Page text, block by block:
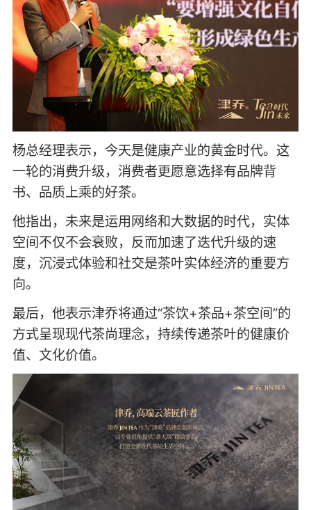
杨总经理表示，今天是健康产业的黄金时代。这
一轮的消费升级，消费者更愿意选择有品牌背
书、品质上乘的好茶。
他指出，未来是运用网络和大数据的时代，实体
空间不仅不会衰败，反而加速了迭代升级的速
度，沉浸式体验和社交是茶叶实体经济的重要方
向。
最后，他表示津乔将通过“茶饮+茶品+茶空间”的
方式呈现现代茶尚理念，持续传递茶叶的健康价
值、文化价值。